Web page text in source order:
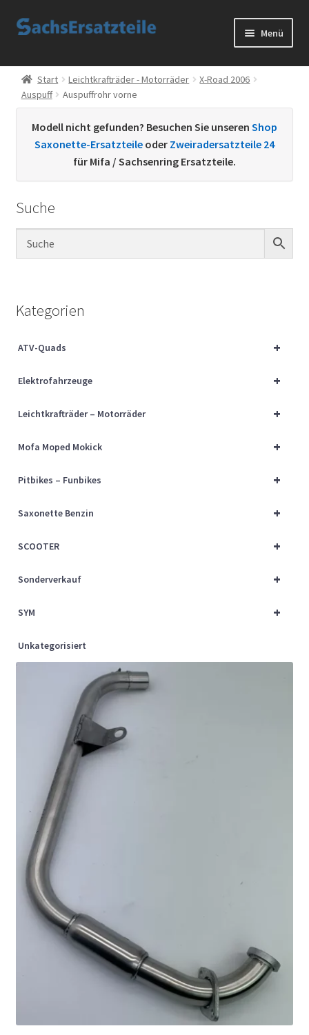
Zur
Zum
Menü
Start
AGB
Datenschutzerklärung
Kontakt
Sachs Ersatzteile
Über uns
Start Leichtkrafträder - Motorräder
X-Road 2006
Auspuff
Auspuffrohr vorne
Modell nicht gefunden? Besuchen Sie unseren Shop
Saxonette-Ersatzteile oder Zweiradersatzteile 24
für Mifa / Sachsenring Ersatzteile.
Suche
Kategorien
+
ATV-Quads
+
Elektrofahrzeuge
+
Leichtkrafträder – Motorräder
+
Mofa Moped Mokick
+
Pitbikes – Funbikes
+
Saxonette Benzin
+
SCOOTER
+
Sonderverkauf
+
SYM
Unkategorisiert